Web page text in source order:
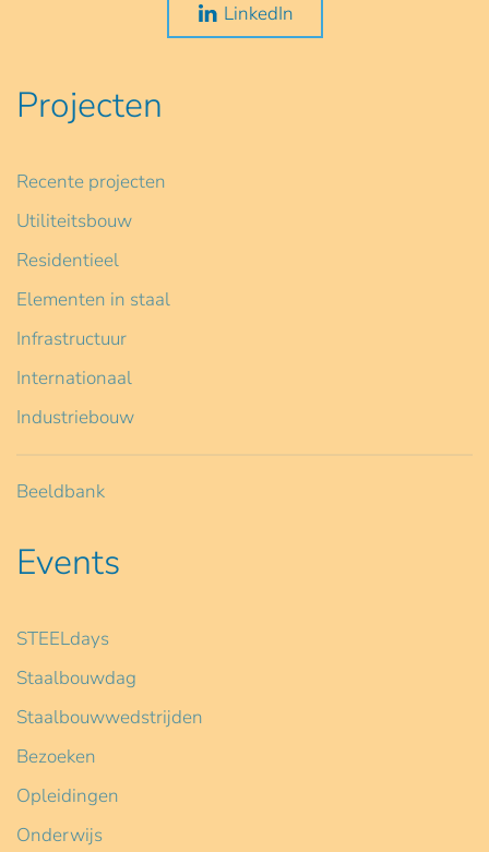
LinkedIn
Projecten
Recente projecten
Utiliteitsbouw
Residentieel
Elementen in staal
Infrastructuur
Internationaal
Industriebouw
Beeldbank
Events
STEELdays
Staalbouwdag
Staalbouwwedstrijden
Bezoeken
Opleidingen
Onderwijs